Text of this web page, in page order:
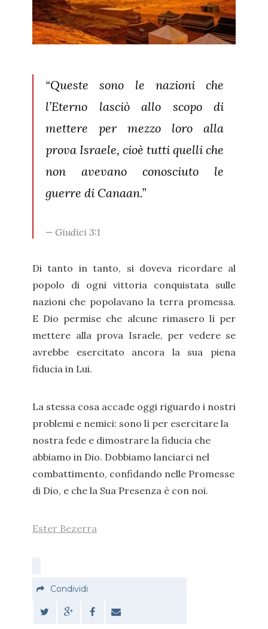
“Queste sono le nazioni che
l’Eterno lasciò allo scopo di
mettere per mezzo loro alla
prova Israele, cioè tutti quelli che
non avevano conosciuto le
guerre di Canaan.”
Giudici 3:1
Di tanto in tanto, si doveva ricordare al
popolo di ogni vittoria conquistata sulle
nazioni che popolavano la terra promessa.
E Dio permise che alcune rimasero lì per
mettere alla prova Israele, per vedere se
avrebbe esercitato ancora la sua piena
fiducia in Lui.
La stessa cosa accade oggi riguardo i nostri
problemi e nemici: sono lì per esercitare la
nostra fede e dimostrare la fiducia che
abbiamo in Dio. Dobbiamo lanciarci nel
combattimento, confidando nelle Promesse
di Dio, e che la Sua Presenza è con noi.
Ester Bezerra
Condividi